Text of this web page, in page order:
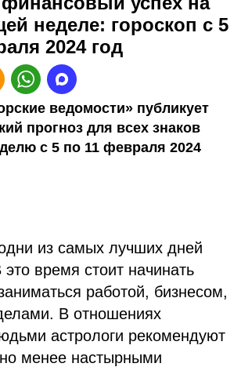
неделе: гороскоп с 5
2024 год
ведомости» публикует
прогноз для всех знаков
с 5 по 11 февраля 2024
из самых лучших дней
время стоит начинать
работой, бизнесом,
В отношениях
астрологи рекомендуют
менее настырными